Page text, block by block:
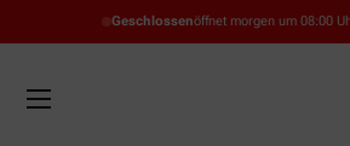
Geschlossenöffnet morgen um 08:00